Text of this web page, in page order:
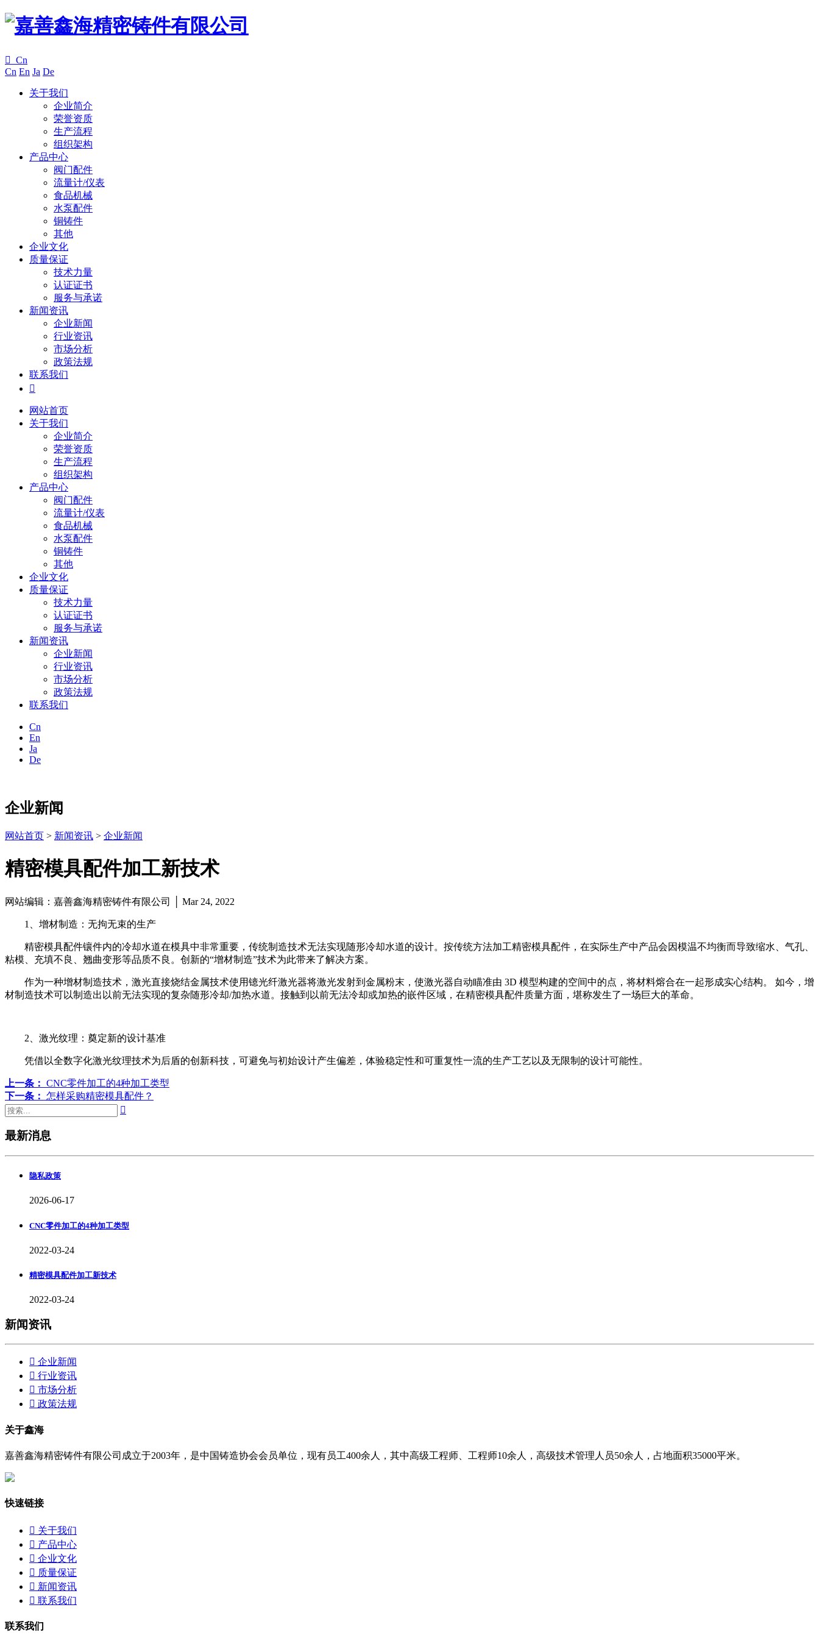
 Cn
Cn En Ja De
关于我们
企业简介
荣誉资质
生产流程
组织架构
产品中心
阀门配件
流量计/仪表
食品机械
水泵配件
铜铸件
其他
企业文化
质量保证
技术力量
认证证书
服务与承诺
新闻资讯
企业新闻
行业资讯
市场分析
政策法规
联系我们

网站首页
关于我们
企业简介
荣誉资质
生产流程
组织架构
产品中心
阀门配件
流量计/仪表
食品机械
水泵配件
铜铸件
其他
企业文化
质量保证
技术力量
认证证书
服务与承诺
新闻资讯
企业新闻
行业资讯
市场分析
政策法规
联系我们
Cn
En
Ja
De
企业新闻
网站首页 > 新闻资讯 > 企业新闻
精密模具配件加工新技术
网站编辑：嘉善鑫海精密铸件有限公司 │ Mar 24, 2022
1、增材制造：无拘无束的生产
精密模具配件镶件内的冷却水道在模具中非常重要，传统制造技术无法实现随形冷却水道的设计。按传统方法加工精密模具配件，在实际生产中产品会因模温不均衡而导致缩水、气孔、
粘模、充填不良、翘曲变形等品质不良。创新的“增材制造”技术为此带来了解决方案。
作为一种增材制造技术，激光直接烧结金属技术使用镱光纤激光器将激光发射到金属粉末，使激光器自动瞄准由 3D 模型构建的空间中的点，将材料熔合在一起形成实心结构。 如今，增
材制造技术可以制造出以前无法实现的复杂随形冷却/加热水道。接触到以前无法冷却或加热的嵌件区域，在精密模具配件质量方面，堪称发生了一场巨大的革命。
2、激光纹理：奠定新的设计基准
凭借以全数字化激光纹理技术为后盾的创新科技，可避免与初始设计产生偏差，体验稳定性和可重复性一流的生产工艺以及无限制的设计可能性。
上一条： CNC零件加工的4种加工类型
下一条： 怎样采购精密模具配件？

最新消息
隐私政策
2026-06-17
CNC零件加工的4种加工类型
2022-03-24
精密模具配件加工新技术
2022-03-24
新闻资讯
 企业新闻
 行业资讯
 市场分析
 政策法规
关于鑫海
嘉善鑫海精密铸件有限公司成立于2003年，是中国铸造协会会员单位，现有员工400余人，其中高级工程师、工程师10余人，高级技术管理人员50余人，占地面积35000平米。
快速链接
 关于我们
 产品中心
 企业文化
 质量保证
 新闻资讯
 联系我们
联系我们